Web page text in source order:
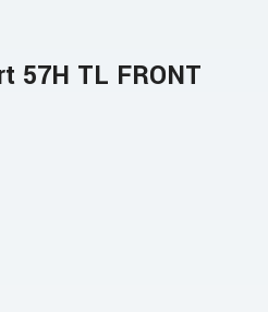
57H TL FRONT